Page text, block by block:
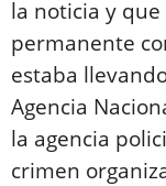
la noticia y
permanente
estaba
Agencia
la agencia
crimen